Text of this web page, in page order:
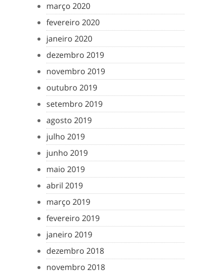
março 2020
fevereiro 2020
janeiro 2020
dezembro 2019
novembro 2019
outubro 2019
setembro 2019
agosto 2019
julho 2019
junho 2019
maio 2019
abril 2019
março 2019
fevereiro 2019
janeiro 2019
dezembro 2018
novembro 2018